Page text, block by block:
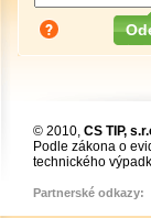
© 2010, CS TIP,
Podle zákona o
technického
Partnerské odkazy: